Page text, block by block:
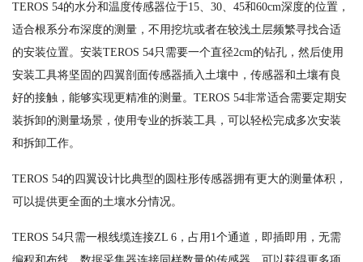
TEROS 54的水分和温度传感器位于15、30、45和60cm深度的位置，
适合根系分布深度的测量，不用挖坑或者在较浅土层频繁寻找合适
的安装位置。安装TEROS 54只需要一个直径2cm的钻孔，然后使用
安装工具将坚固的四翼剖面传感器插入土壤中，传感器和土壤有良
好的接触，能够实现更精准的测量。TEROS 54非常适合需要定期安
装拆卸的测量场景，使用专业的拆装工具，可以轻松完成多次安装
和拆卸工作。
TEROS 54的四翼设计比典型的圆柱形传感器拥有更大的测量体积，
可以提供更全面的土壤水分情况。
TEROS 54只需一根线缆连接ZL 6，占用1个通道，即插即用，无需